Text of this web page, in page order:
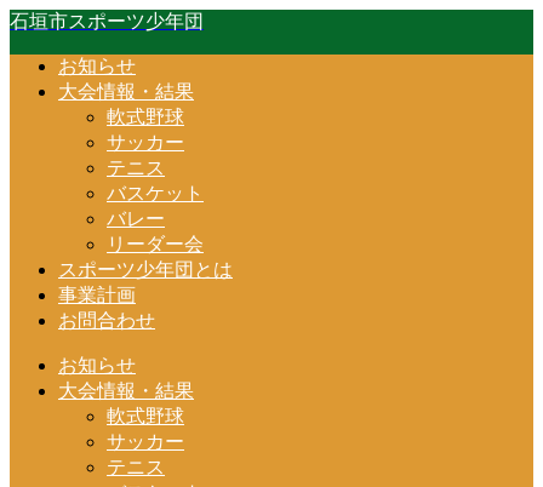
石垣市スポーツ少年団
お知らせ
大会情報・結果
軟式野球
サッカー
テニス
バスケット
バレー
リーダー会
スポーツ少年団とは
事業計画
お問合わせ
お知らせ
大会情報・結果
軟式野球
サッカー
テニス